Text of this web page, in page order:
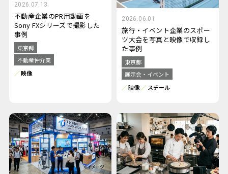
2026.07.13
不動産企業のPR用動画を
Sony FXシリーズで撮影した
事例
東京都
不動産仲介業
映像
2026.06.01
旅行・イベント企業のスポー
ツ大会を写真と映像で収録し
た事例
東京都
展示会・イベント
映像
スチール